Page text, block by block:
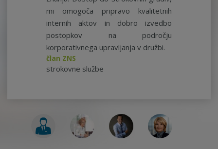
mi omogoča pripravo kvalitetnih
internih aktov in dobro izvedbo
postopkov na področju
korporativnega upravljanja v družbi.
član ZNS
strokovne službe